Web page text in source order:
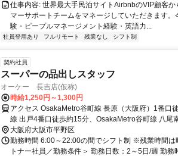
仕事内容: 世界最大手民泊サイトAirbnbのVIP顧客
マーサポートチームをマネージしていただきます
験・ピープルマネージメント経験・英語力...
社員登用あり フルリモート 残業なし シフト制
契約社員
スーパーの品出しスタッフ
オーケー 長吉店(仮称)
時給1,250円～1,300円
アクセス OsakaMetro谷町線 長原（大阪府）1番口
線 出戸4番口徒歩約15分、OsakaMetro谷町線 八尾
大阪府大阪市平野区
勤務時間 6:00～22:00の間でシフト制 ※残業時間は
トナー社員／勤務条件＞ 勤務日数：2～5日/週 勤務